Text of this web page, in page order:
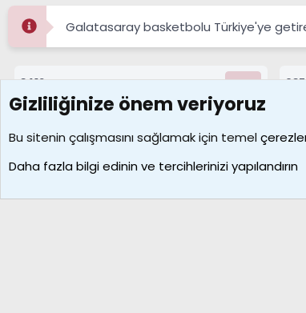
Galatasaray basketbolu Türkiye'ye
8412
Konular
Çerezler
Galatasaray Basketbol | GS Basket Taraftar Platformu
Gizliliğinize önem veriyoruz
Bu sitenin çalışmasını sağlamak için temel
Daha fazla bilgi edinin ve tercihlerinizi yapılandırın